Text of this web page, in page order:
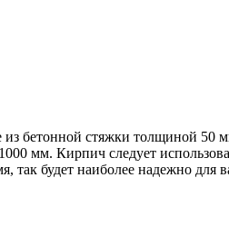
бетонной стяжки толщиной
мм. Кирпич следует
будет наиболее надежно для